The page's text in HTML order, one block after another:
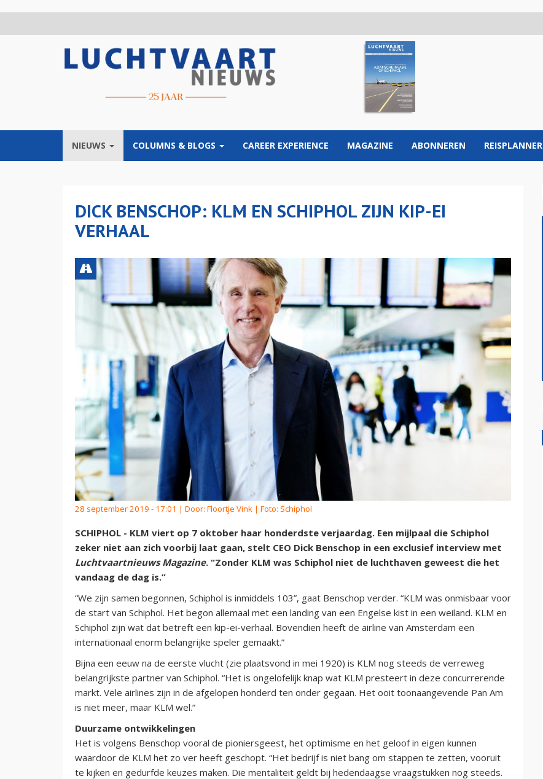
NIEUWS COLUMNS & BLOGS CAREER EXPERIENCE MAGAZINE ABONNEREN REISPLANNER
DICK BENSCHOP: KLM EN SCHIPHOL ZIJN KIP-EI
VERHAAL
28 september 2019 - 17:01 | Door: Floortje Vink | Foto: Schiphol
SCHIPHOL - KLM viert op 7 oktober haar honderdste verjaardag. Een mijlpaal die Schiphol
zeker niet aan zich voorbij laat gaan, stelt CEO Dick Benschop in een exclusief interview met
Luchtvaartnieuws Magazine. “Zonder KLM was Schiphol niet de luchthaven geweest die het
vandaag de dag is.”
“We zijn samen begonnen, Schiphol is inmiddels 103”, gaat Benschop verder. “KLM was onmisbaar voor
de start van Schiphol. Het begon allemaal met een landing van een Engelse kist in een weiland. KLM en
Schiphol zijn wat dat betreft een kip-ei-verhaal. Bovendien heeft de airline van Amsterdam een
internationaal enorm belangrijke speler gemaakt.”
Bijna een eeuw na de eerste vlucht (zie plaatsvond in mei 1920) is KLM nog steeds de verreweg
belangrijkste partner van Schiphol. “Het is ongelofelijk knap wat KLM presteert in deze concurrerende
markt. Vele airlines zijn in de afgelopen honderd ten onder gegaan. Het ooit toonaangevende Pan Am
is niet meer, maar KLM wel.”
Duurzame ontwikkelingen
Het is volgens Benschop vooral de pioniersgeest, het optimisme en het geloof in eigen kunnen
waardoor de KLM het zo ver heeft geschopt. “Het bedrijf is niet bang om stappen te zetten, vooruit
te kijken en gedurfde keuzes maken. Die mentaliteit geldt bij hedendaagse vraagstukken nog steeds.